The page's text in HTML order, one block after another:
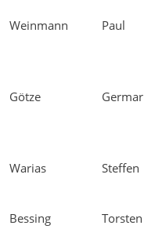
Weinmann Paul
Götze Germar
Warias Steffen
Bessing Torsten